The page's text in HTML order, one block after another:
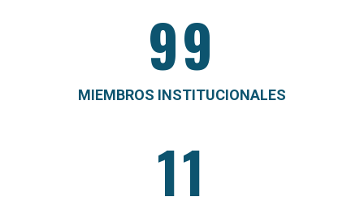
99
MIEMBROS INSTITUCIONALES
11